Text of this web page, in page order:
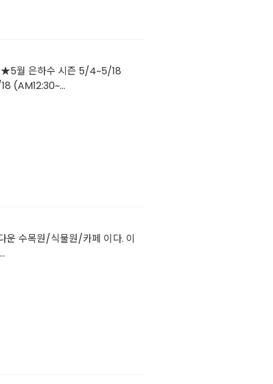
월 은하수 시즌 5/4~5/18
(AM12:30~...
운 수목원/식물원/카페 이다. 이